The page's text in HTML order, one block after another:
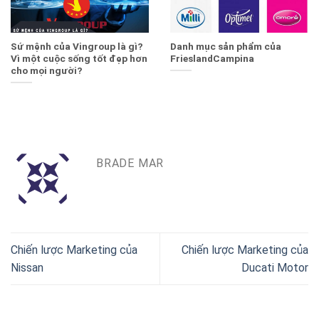
Sứ mệnh của Vingroup là gì?
Vì một cuộc sống tốt đẹp hơn
cho mọi người?
Danh mục sản phẩm của
FrieslandCampina
BRADE MAR
Chiến lược Marketing của
Nissan
Chiến lược Marketing của
Ducati Motor